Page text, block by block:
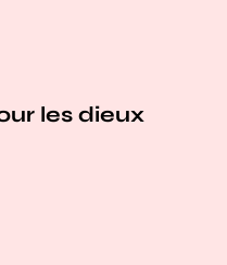
les dieux